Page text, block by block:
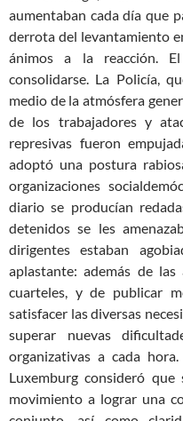
aumentaban cada día que
derrota del levantamiento
ánimos a la reacción.
consolidarse. La Policía,
medio de la atmósfera
de los trabajadores y
represivas fueronempujad
adoptó una postura rabios
organizaciones
diario se producían
detenidos se les
dirigentes estaban
aplastante: además de las
cuarteles, y de publicar
satisfacer las diversas
superar nuevas
organizativas a cada
Luxemburg consideró que
movimiento a lograr una